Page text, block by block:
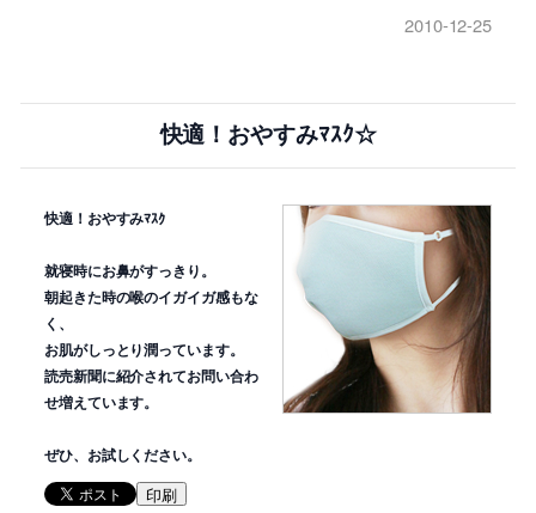
2010-12-25
快適！おやすみﾏｽｸ☆
快適！おやすみﾏｽｸ
就寝時にお鼻がすっきり。
朝起きた時の喉のイガイガ感もな
く、
お肌がしっとり潤っています。
読売新聞に紹介されてお問い合わ
せ増えています。
ぜひ、お試しください。
印刷